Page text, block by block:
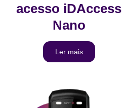
acesso iDAccess
Nano
Ler mais